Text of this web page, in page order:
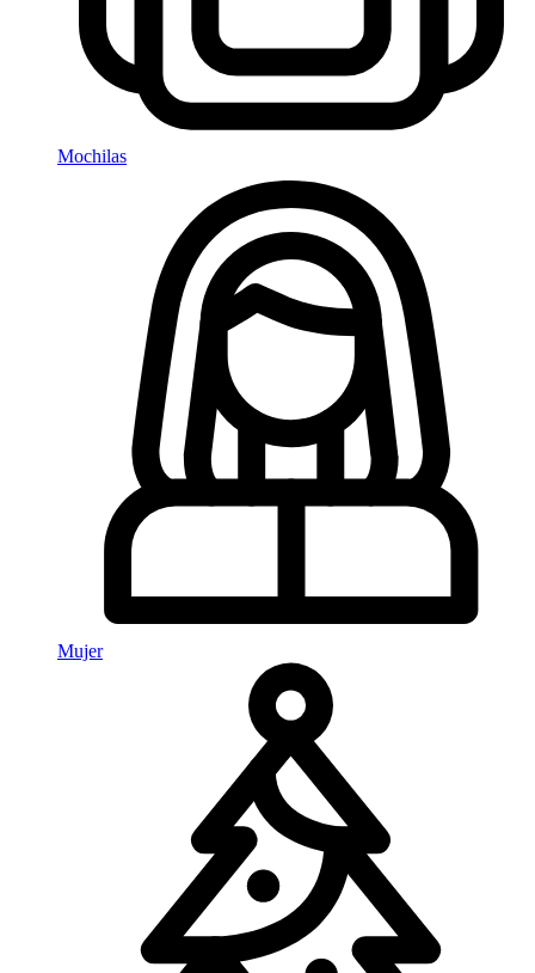
Mochilas
Mujer